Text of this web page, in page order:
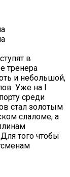
в
тренера
и небольшой,
Уже на I
среди
стал золотым
слаломе, а
того чтобы